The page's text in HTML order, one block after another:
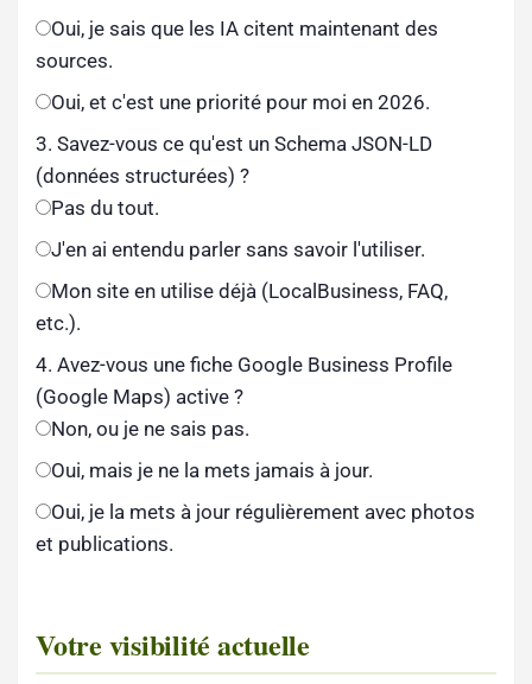
Oui, je sais que les IA citent maintenant des
sources.
Oui, et c'est une priorité pour moi en 2026.
3. Savez-vous ce qu'est un Schema JSON-LD
(données structurées) ?
Pas du tout.
J'en ai entendu parler sans savoir l'utiliser.
Mon site en utilise déjà (LocalBusiness, FAQ,
etc.).
4. Avez-vous une fiche Google Business Profile
(Google Maps) active ?
Non, ou je ne sais pas.
Oui, mais je ne la mets jamais à jour.
Oui, je la mets à jour régulièrement avec photos
et publications.
Votre visibilité actuelle